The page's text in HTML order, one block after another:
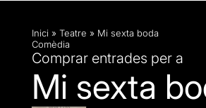
Inici » Teatre » Mi sexta boda
Comèdia
Comprar entrades per a
Mi sexta